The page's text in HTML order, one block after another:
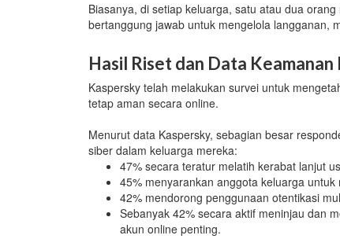
Biasanya, di setiap keluarga, satu atau dua
bertanggung jawab untuk mengelola langganan,
Hasil Riset dan Data
Kaspersky telah melakukan survei untuk
tetap aman secara online.
Menurut data Kaspersky, sebagian besar
siber dalam keluarga mereka:
47% secara teratur melatih kerabat lanjut
45% menyarankan anggota keluarga
42% mendorong penggunaan otentikasi
Sebanyak 42% secara aktif meninjau dan
akun online penting.